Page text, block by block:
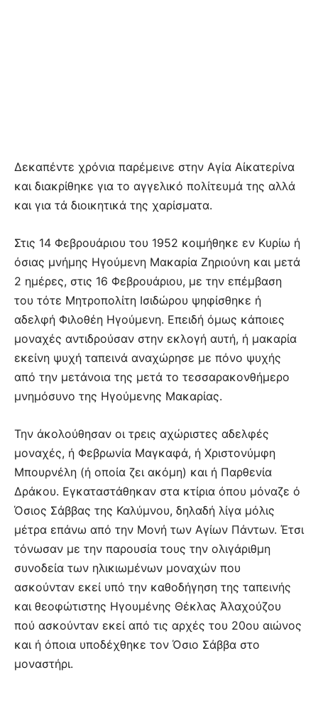
Δεκαπέντε χρόνια παρέμεινε στην Αγία Αίκατερίνα
και διακρίθηκε για το αγγελικό πολίτευμά της αλλά
και για τά διοικητικά της χαρίσματα.
Στις 14 Φεβρουάριου του 1952 κοιμήθηκε εν Κυρίω ή
όσιας μνήμης Ηγούμενη Μακαρία Ζηριούνη και μετά
2 ημέρες, στις 16 Φεβρουάριου, με την επέμβαση
του τότε Μητροπολίτη Ισιδώρου ψηφίσθηκε ή
αδελφή Φιλοθέη Ηγούμενη. Επειδή όμως κάποιες
μοναχές αντιδρούσαν στην εκλογή αυτή, ή μακαρία
εκείνη ψυχή ταπεινά αναχώρησε με πόνο ψυχής
από την μετάνοια της μετά το τεσσαρακονθήμερο
μνημόσυνο της Ηγούμενης Μακαρίας.
Την άκολούθησαν οι τρεις αχώριστες αδελφές
μοναχές, ή Φεβρωνία Μαγκαφά, ή Χριστονύμφη
Μπουρνέλη (ή οποία ζει ακόμη) και ή Παρθενία
Δράκου. Εγκαταστάθηκαν στα κτίρια όπου μόναζε ό
Όσιος Σάββας της Καλύμνου, δηλαδή λίγα μόλις
μέτρα επάνω από την Μονή των Αγίων Πάντων. Έτσι
τόνωσαν με την παρουσία τους την ολιγάριθμη
συνοδεία των ηλικιωμένων μοναχών που
ασκούνταν εκεί υπό την καθοδήγηση της ταπεινής
και θεοφώτιστης Ηγουμένης Θέκλας Άλαχούζου
πού ασκούνταν εκεί από τις αρχές του 20ου αιώνος
και ή όποια υποδέχθηκε τον Όσιο Σάββα στο
μοναστήρι.